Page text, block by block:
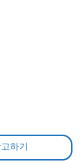
하기